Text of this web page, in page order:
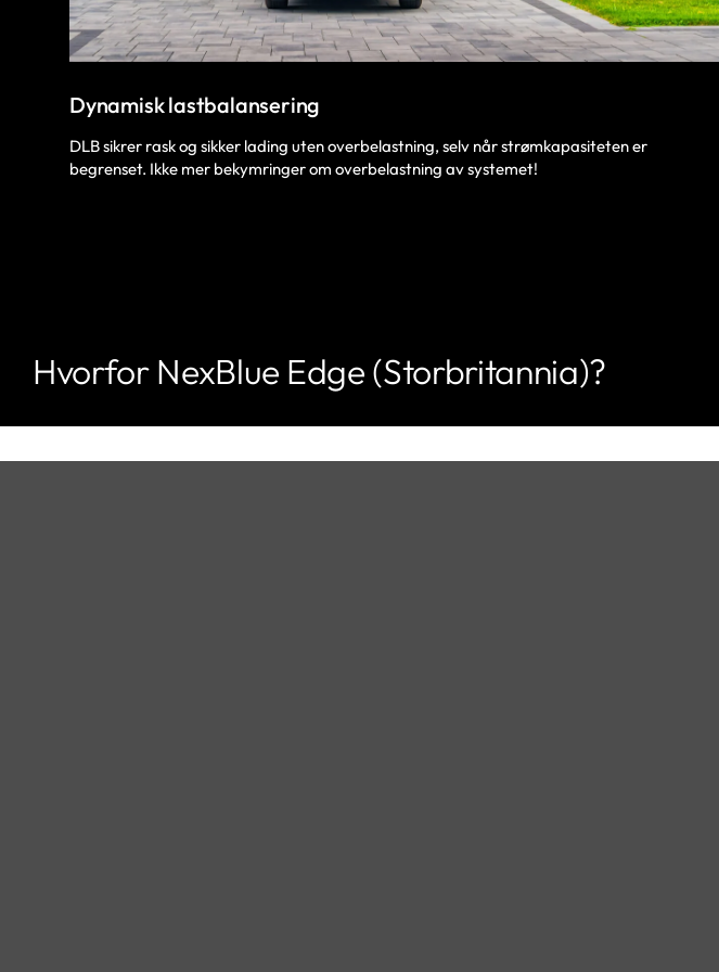
Dynamisk lastbalansering
DLB sikrer rask og sikker lading uten overbelastning, selv når strømkapasiteten er
begrenset. Ikke mer bekymringer om overbelastning av systemet!
Hvorfor NexBlue Edge (Storbritannia)?